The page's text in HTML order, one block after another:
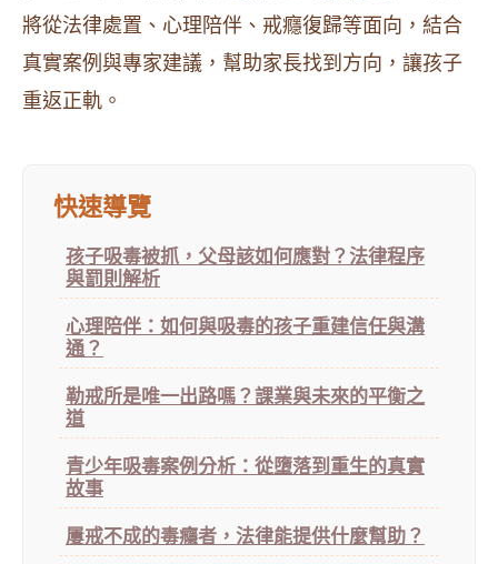
將從法律處置、心理陪伴、戒癮復歸等面向，結合
真實案例與專家建議，幫助家長找到方向，讓孩子
重返正軌。
快速導覽
孩子吸毒被抓，父母該如何應對？法律程序
與罰則解析
心理陪伴：如何與吸毒的孩子重建信任與溝
通？
勒戒所是唯一出路嗎？課業與未來的平衡之
道
青少年吸毒案例分析：從墮落到重生的真實
故事
屢戒不成的毒癮者，法律能提供什麼幫助？